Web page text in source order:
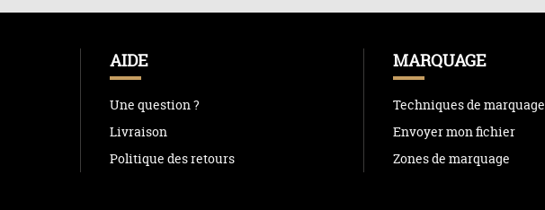
AIDE
Une question ?
Livraison
Politique des retours
MARQUAGE
Techniques de marquage
Envoyer mon fichier
Zones de marquage